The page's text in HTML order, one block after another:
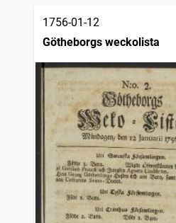
1756-01-12
Götheborgs weckolista